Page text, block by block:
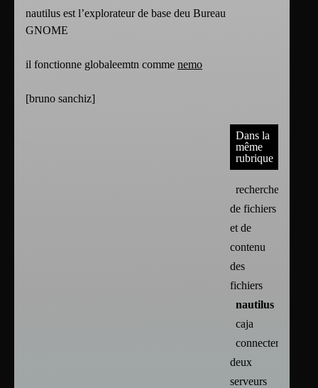
nautilus est l’explorateur de base deu Bureau
GNOME
il fonctionne globaleemtn comme nemo
[bruno sanchiz]
Dans la
même
rubrique
recherche
de fichiers
et de
contenu
des
fichiers
nautilus
caja
connecter
deux
serveurs